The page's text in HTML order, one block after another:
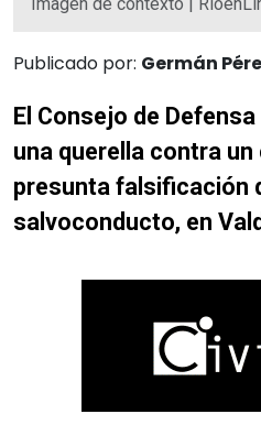
Publicado por: Germán
El Consejo de
una querella contra
presunta falsificación
salvoconducto, en